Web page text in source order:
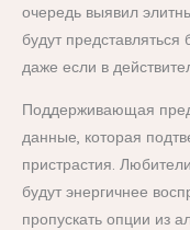
очередь выявил
будут
даже если в
Поддерживающая
данные, которая
пристрастия.
будут энергичнее
пропускать опции из